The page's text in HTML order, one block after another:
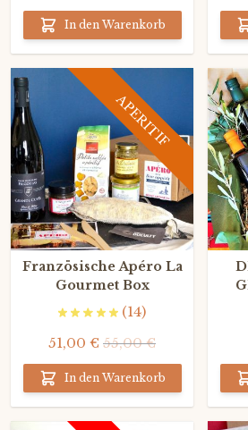
In den Warenkorb
APERITIF
Französische Apéro La
Gourmet Box
(14)
51,00 € 55,00 €
In den Warenkorb